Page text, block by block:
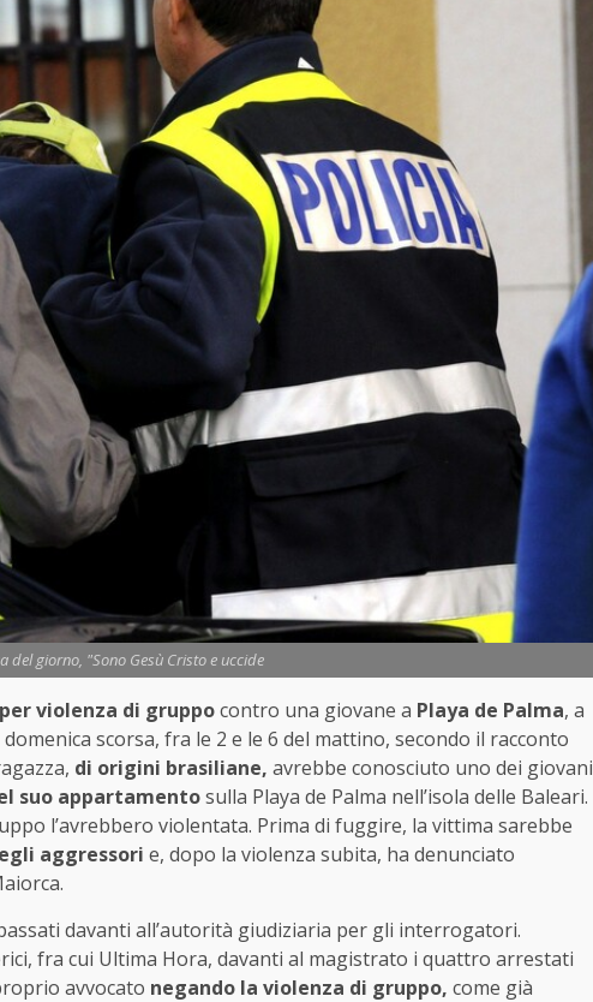
del giorno, "Sono Gesù Cristo e uccide
violenza di gruppocontro una giovane a Playa de Palma, a
scorsa, fra le 2 e le 6 del mattino, secondo il racconto
di origini brasiliane, avrebbe conosciuto uno dei giovani
suo appartamentosulla Playa de Palma nell’isola delle Baleari.
l’avrebbero violentata. Prima di fuggire, la vittima sarebbe
aggressori e, dopo la violenza subita, ha denunciato
davanti all’autorità giudiziaria per gli interrogatori.
fra cui Ultima Hora, davanti al magistrato i quattro arrestati
avvocato negando la violenza di gruppo, come già